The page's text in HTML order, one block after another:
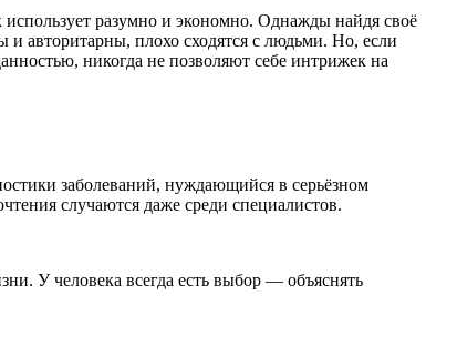
разумно и экономно. Однажды найдя своё
авторитарны, плохо сходятся с людьми. Но, если
никогда не позволяют себе интрижек на
заболеваний, нуждающийся в серьёзном
случаются даже среди специалистов.
У человека всегда есть выбор — объяснять